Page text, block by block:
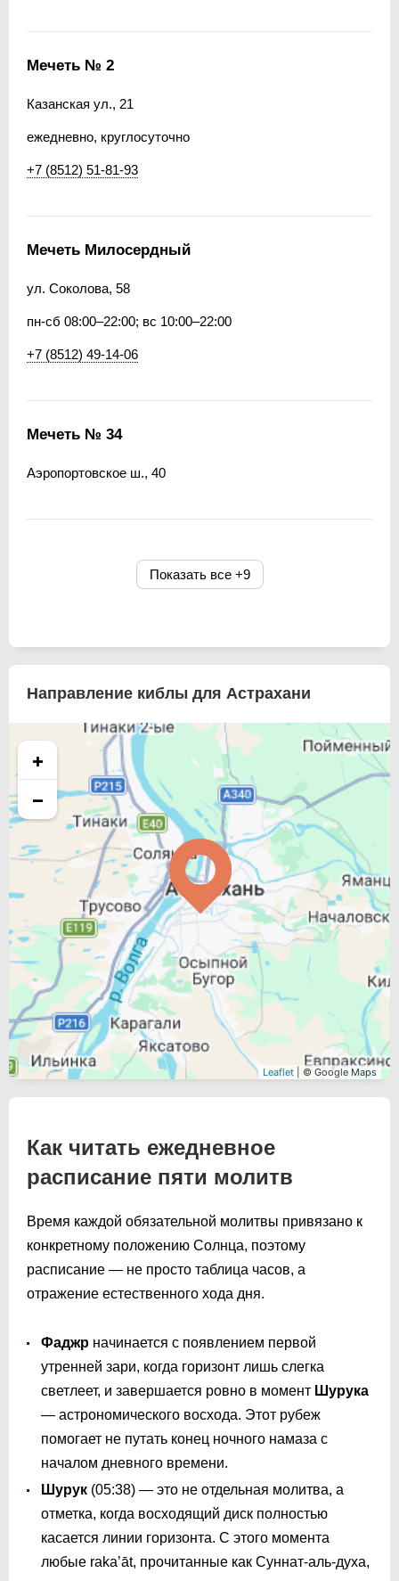
Мечеть № 2
Казанская ул., 21
ежедневно, круглосуточно
+7 (8512) 51-81-93
Мечеть Милосердный
ул. Соколова, 58
пн-сб 08:00–22:00; вс 10:00–22:00
+7 (8512) 49-14-06
Мечеть № 34
Аэропортовское ш., 40
Показать все +9
Направление киблы для Астрахани
+
−
Leaflet | © Google Maps
Как читать ежедневное
расписание пяти молитв
Время каждой обязательной молитвы привязано к
конкретному положению Солнца, поэтому
расписание — не просто таблица часов, а
отражение естественного хода дня.
Фаджр начинается с появлением первой
утренней зари, когда горизонт лишь слегка
светлеет, и завершается ровно в момент Шурука
— астрономического восхода. Этот рубеж
помогает не путать конец ночного намаза с
началом дневного времени.
Шурук (05:38) — это не отдельная молитва, а
отметка, когда восходящий диск полностью
касается линии горизонта. С этого момента
любые raka’āt, прочитанные как Суннат-аль-духа,